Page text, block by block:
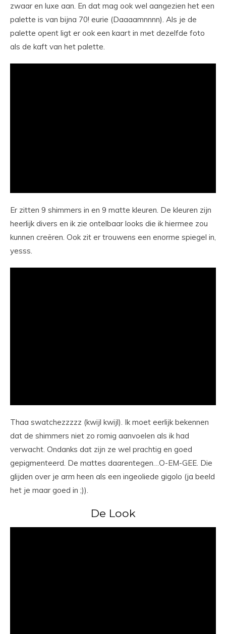
zwaar en luxe aan. En dat mag ook wel aangezien het een
palette is van bijna 70! eurie (Daaaamnnnn). Als je de
palette opent ligt er ook een kaart in met dezelfde foto
als de kaft van het palette.
Er zitten 9 shimmers in en 9 matte kleuren. De kleuren zijn
heerlijk divers en ik zie ontelbaar looks die ik hiermee zou
kunnen creëren. Ook zit er trouwens een enorme spiegel in,
yesss.
Thaa swatchezzzzz (kwijl kwijl). Ik moet eerlijk bekennen
dat de shimmers niet zo romig aanvoelen als ik had
verwacht. Ondanks dat zijn ze wel prachtig en goed
gepigmenteerd. De mattes daarentegen…O-EM-GEE. Die
glijden over je arm heen als een ingeoliede gigolo (ja beeld
het je maar goed in ;)).
De Look